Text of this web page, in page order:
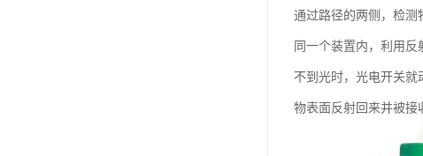
通过路径的两侧，检测
同一个装置内，利用
不到光时，光电开关就
物表面反射回来并被接